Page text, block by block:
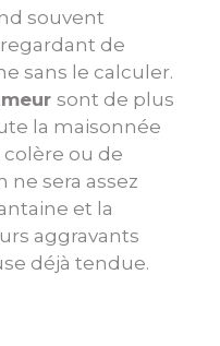
souvent
de
sans le calculer.
sont de plus
la maisonnée
ou de
ne sera assez
et la
aggravants
déjà tendue.